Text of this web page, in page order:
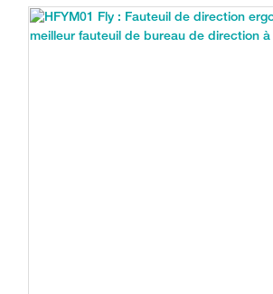
lombaire optimaux